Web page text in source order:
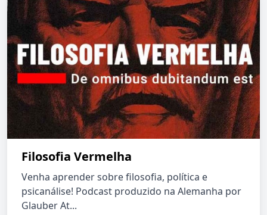
Filosofia Vermelha
Venha aprender sobre filosofia, política e
psicanálise! Podcast produzido na Alemanha por
Glauber At...